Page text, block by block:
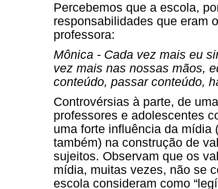
Percebemos que a escola,
responsabilidades que eram
professora:
Mônica - Cada vez mais eu
vez mais nas nossas mãos,
conteúdo, passar conteúdo,
Controvérsias à parte, de
professores e adolescentes
uma forte influência da mídia
também) na construção de
sujeitos. Observam que os
mídia, muitas vezes, não se
escola consideram como